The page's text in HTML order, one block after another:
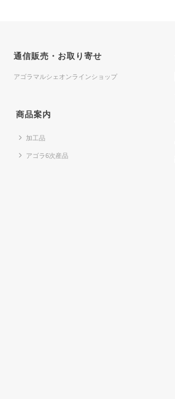
通信販売・お取り寄せ
アゴラマルシェオンラインショップ
商品案内
加工品
アゴラ6次産品